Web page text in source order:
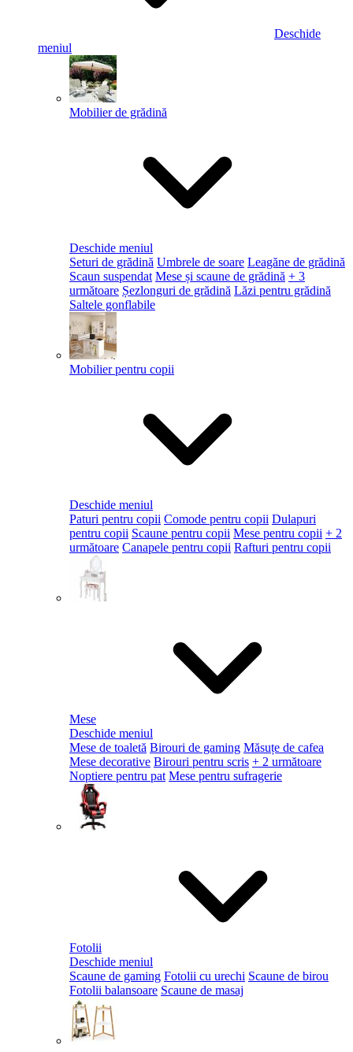
Deschide
meniul
Mobilier de grădină
Deschide meniul
Seturi de grădină Umbrele de soare Leagăne de grădină
Scaun suspendat Mese și scaune de grădină + 3
următoare Șezlonguri de grădină Lăzi pentru grădină
Saltele gonflabile
Mobilier pentru copii
Deschide meniul
Paturi pentru copii Comode pentru copii Dulapuri
pentru copii Scaune pentru copii Mese pentru copii + 2
următoare Canapele pentru copii Rafturi pentru copii
Mese
Deschide meniul
Mese de toaletă Birouri de gaming Măsuțe de cafea
Mese decorative Birouri pentru scris + 2 următoare
Noptiere pentru pat Mese pentru sufragerie
Fotolii
Deschide meniul
Scaune de gaming Fotolii cu urechi Scaune de birou
Fotolii balansoare Scaune de masaj